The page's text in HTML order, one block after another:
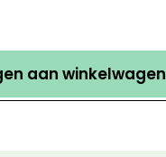
aan winkelwagen